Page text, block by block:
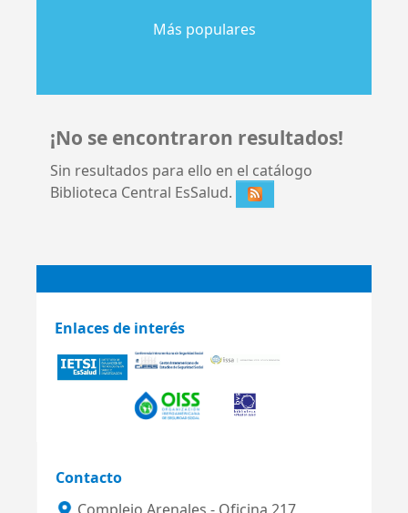
Más populares
¡No se encontraron resultados!
Sin resultados para ello en el catálogo
Biblioteca Central EsSalud.
Enlaces de interés
Contacto